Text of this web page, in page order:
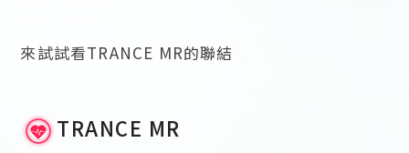
來試試看TRANCE MR的聯結
TRANCE MR